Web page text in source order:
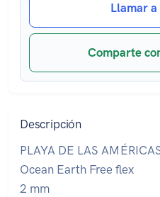
Llamar
Comparte
Descripción
PLAYA DE LAS
Ocean Earth Free flex
2 mm